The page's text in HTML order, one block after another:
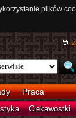
plików
Praca
Ciekawostki